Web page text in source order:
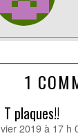
1
plaques!!
2019 à 17 h